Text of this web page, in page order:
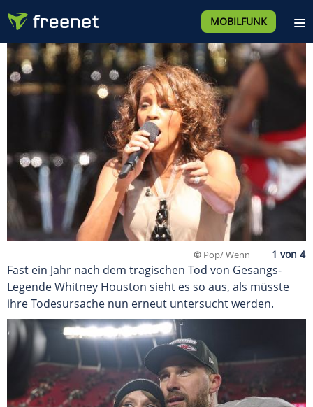
MOBILFUNK
© Pop/ Wenn
Fast ein Jahr nach dem tragischen Tod von Gesangs-
Legende Whitney Houston sieht es so aus, als müsste
ihre Todesursache nun erneut untersucht werden.